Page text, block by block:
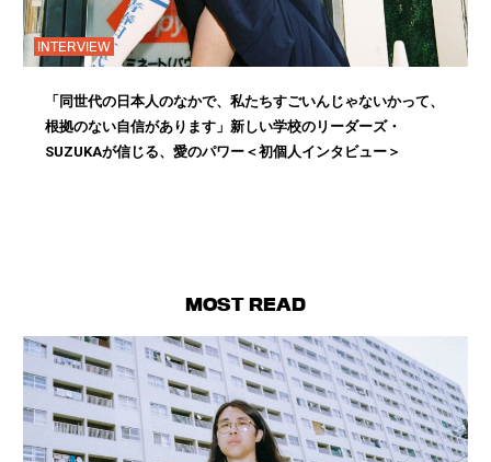
INTERVIEW
「同世代の日本人のなかで、私たちすごいんじゃないかって、
根拠のない自信があります」新しい学校のリーダーズ・
SUZUKAが信じる、愛のパワー＜初個人インタビュー＞
MOST READ